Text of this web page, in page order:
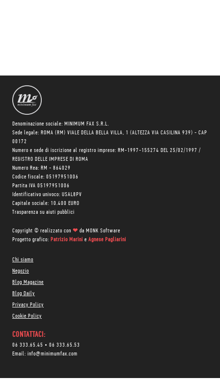
Denominazione sociale: MINIMUM FAX S.R.L.
Sede legale: ROMA (RM) VIALE DELLA BELLA VILLA, 1 (ALTEZZA VIA CASILINA 939) - CAP
00172
Numero e sede di iscrizione al registro imprese: RM-1997-155274 DEL 25/02/1997 /
REGISTRO DELLE IMPRESE DI ROMA
Numero Rea: RM - 864029
Codice fiscale: 05197951006
Partita IVA 05197951006
Identificativo univoco: USAL8PV
Capitale sociale: 10.400 EURO
Trasparenza su aiuti pubblici
Copyright © realizzato con ❤ da MONK Software
Progetto grafico: Patrizio Marini e Agnese Pagliarini
Chi siamo
Negozio
Blog Magazine
Blog Daily
Privacy Policy
Cookie Policy
CONTATTACI:
06 333.65.45 • 06 333.65.53
Email: info@minimumfax.com